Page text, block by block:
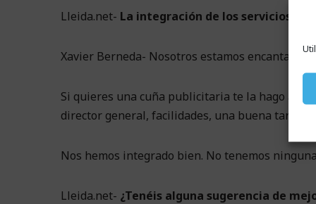
Lleida.net- La integración de los servicios,
Xavier Berneda- Nosotros estamos encantados
Si quieres una cuña publicitaria te la hago
director general, facilidades, una buena
Nos hemos integrado bien. No tenemos
Lleida.net- ¿Tenéis alguna sugerencia de